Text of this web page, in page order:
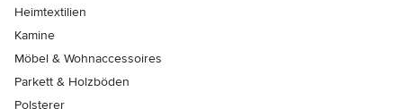
Heimtextilien
Kamine
Möbel & Wohnaccessoires
Parkett & Holzböden
Polsterer